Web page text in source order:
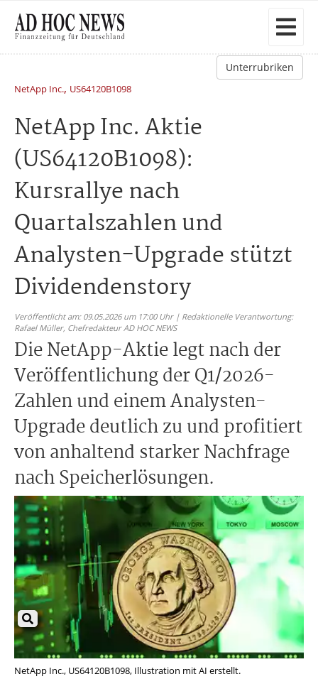
Unterrubriken
NetApp Inc., US64120B1098
NetApp Inc. Aktie
(US64120B1098):
Kursrallye nach
Quartalszahlen und
Analysten-Upgrade stützt
Dividendenstory
Veröffentlicht am: 09.05.2026 um 17:00 Uhr | Redaktionelle Verantwortung:
Rafael Müller, Chefredakteur AD HOC NEWS
Die NetApp-Aktie legt nach der
Veröffentlichung der Q1/2026-
Zahlen und einem Analysten-
Upgrade deutlich zu und profitiert
von anhaltend starker Nachfrage
nach Speicherlösungen.
NetApp Inc., US64120B1098, Illustration mit AI erstellt.